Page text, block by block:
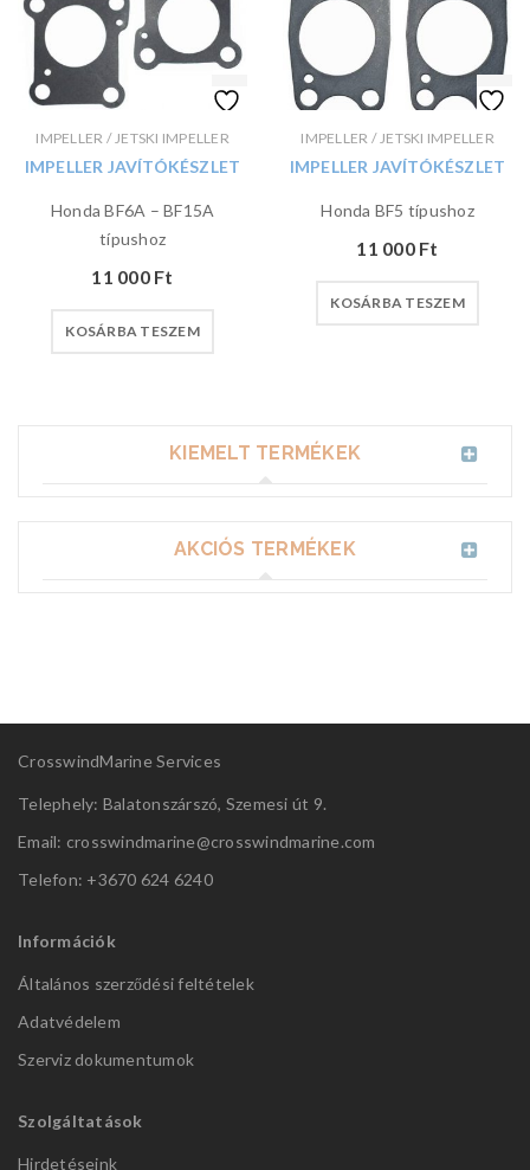
IMPELLER / JETSKI IMPELLER
IMPELLER JAVÍTÓKÉSZLET
Honda BF6A – BF15A
típushoz
11 000 Ft
KOSÁRBA TESZEM
IMPELLER / JETSKI IMPELLER
IMPELLER JAVÍTÓKÉSZLET
Honda BF5 típushoz
11 000 Ft
KOSÁRBA TESZEM
KIEMELT TERMÉKEK
AKCIÓS TERMÉKEK
CrosswindMarine Services
Telephely: Balatonszárszó, Szemesi út 9.
Email: crosswindmarine@crosswindmarine.com
Telefon: +3670 624 6240
Információk
Általános szerződési feltételek
Adatvédelem
Szerviz dokumentumok
Szolgáltatások
Hirdetéseink